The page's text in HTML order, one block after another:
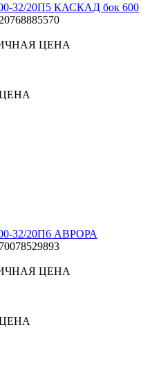
32/20П5 КАСКАД бок 600
ЦЕНА
32/20П6 АВРОРА
ЦЕНА